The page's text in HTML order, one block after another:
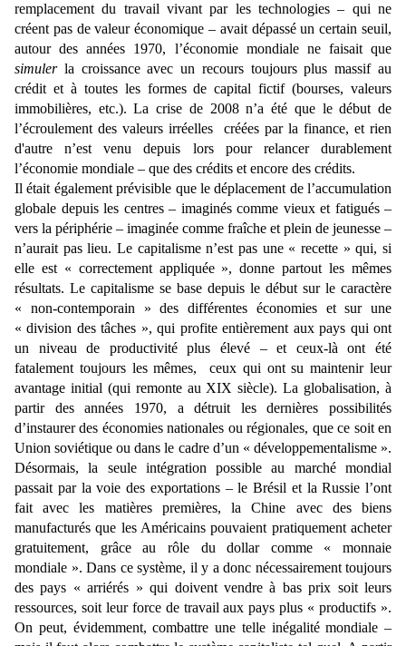
remplacement du travail vivant par les technologies – qui ne
créent pas de valeur économique – avait dépassé un certain seuil,
autour des années 1970, l’économie mondiale ne faisait que
simulerla croissance avec un recours toujours plus massif au
crédit et à toutes les formes de capital fictif (bourses, valeurs
immobilières, etc.). La crise de 2008 n’a été que le début de
l’écroulement des valeurs irréelles créées par la finance, et rien
d'autre n’est venu depuis lors pour relancer durablement
l’économie mondiale – que des crédits et encore des crédits.
Il était également prévisible que le déplacement de l’accumulation
globale depuis les centres – imaginés comme vieux et fatigués –
vers la périphérie – imaginée comme fraîche et plein de jeunesse –
n’aurait pas lieu. Le capitalisme n’est pas une « recette » qui, si
elle est « correctement appliquée », donne partout les mêmes
résultats. Le capitalisme se base depuis le début sur le caractère
« non-contemporain » des différentes économies et sur une
« division des tâches », qui profite entièrement aux pays qui ont
un niveau de productivité plus élevé – et ceux-là ont été
fatalement toujours les mêmes, ceux qui ont su maintenir leur
avantage initial (qui remonte au XIX siècle). La globalisation, à
partir des années 1970, a détruit les dernières possibilités
d’instaurer des économies nationales ou régionales, que ce soit en
Union soviétique ou dans le cadre d’un « développementalisme ».
Désormais, la seule intégration possible au marché mondial
passait par la voie des exportations – le Brésil et la Russie l’ont
fait avec les matières premières, la Chine avec des biens
manufacturés que les Américains pouvaient pratiquement acheter
gratuitement, grâce au rôle du dollar comme « monnaie
mondiale ». Dans ce système, il y a donc nécessairement toujours
des pays « arriérés » qui doivent vendre à bas prix soit leurs
ressources, soit leur force de travail aux pays plus « productifs ».
On peut, évidemment, combattre une telle inégalité mondiale –